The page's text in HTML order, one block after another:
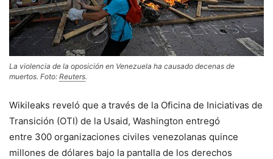
La violencia de la oposición en Venezuela ha causado decenas de
muertos. Foto: Reuters.
Wikileaks reveló que a través de la Oficina de Iniciativas de
Transición (OTI) de la Usaid, Washington entregó
entre 300 organizaciones civiles venezolanas quince
millones de dólares bajo la pantalla de los derechos